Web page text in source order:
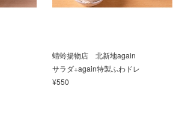
蜻蛉揚物店 北新地again
サラダ+again特製ふわドレ
¥550